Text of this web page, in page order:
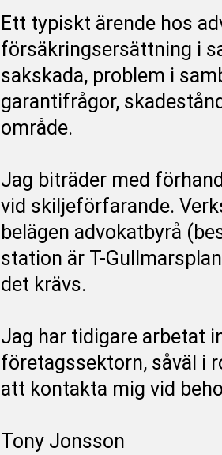
Ett typiskt ärende hos
försäkringsersättning i
sakskada, problem i
garantifrågor,
område.
Jag biträder med
vid skiljeförfarande.
belägen advokatbyrå
station är T-
det krävs.
Jag har tidigare arbetat
företagssektorn, såväl i
att kontakta mig vid
Tony Jonsson